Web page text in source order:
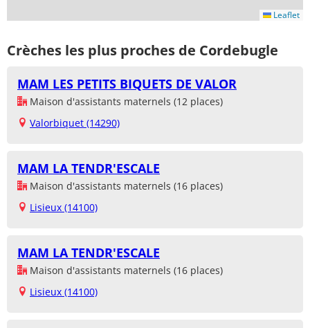
Leaflet
Crèches les plus proches de Cordebugle
MAM LES PETITS BIQUETS DE VALOR
Maison d'assistants maternels (12 places)
Valorbiquet (14290)
MAM LA TENDR'ESCALE
Maison d'assistants maternels (16 places)
Lisieux (14100)
MAM LA TENDR'ESCALE
Maison d'assistants maternels (16 places)
Lisieux (14100)